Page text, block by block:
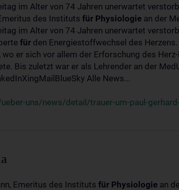
im Alter von 74 Jahren unerwartet
des Instituts für Physiologie an der
im Alter von 74 Jahren unerwartet
für den Energiestoffwechsel des
wo er sich vor allem der Erforschung des
Bis zuletzt war er als Lehrender an der
Alle News...
uns/news/detail/trauer-um-paul-
Emeritus des Instituts für Physiologie an